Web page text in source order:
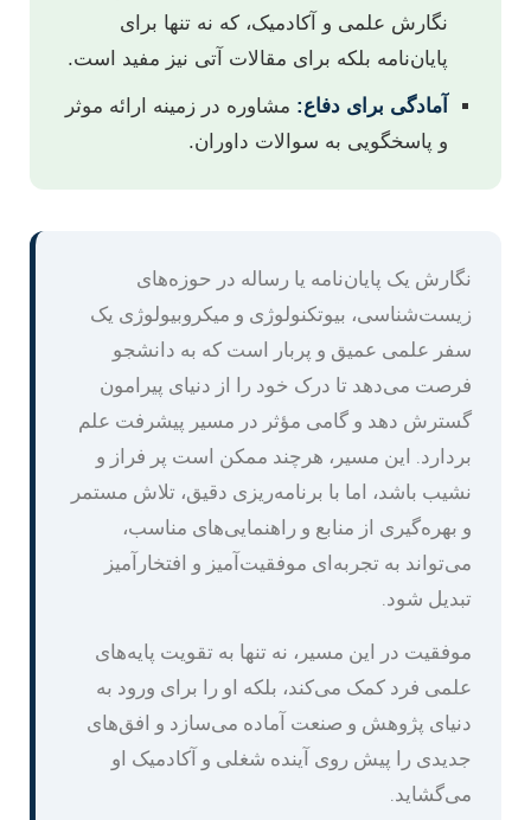
نگارش علمی و آکادمیک، که نه تنها برای
پایان‌نامه بلکه برای مقالات آتی نیز مفید است.
آمادگی برای دفاع:مشاوره در زمینه ارائه موثر
و پاسخگویی به سوالات داوران.
نگارش یک پایان‌نامه یا رساله در حوزه‌های
زیست‌شناسی، بیوتکنولوژی و میکروبیولوژی یک
سفر علمی عمیق و پربار است که به دانشجو
فرصت می‌دهد تا درک خود را از دنیای پیرامون
گسترش دهد و گامی مؤثر در مسیر پیشرفت علم
بردارد. این مسیر، هرچند ممکن است پر فراز و
نشیب باشد، اما با برنامه‌ریزی دقیق، تلاش مستمر
و بهره‌گیری از منابع و راهنمایی‌های مناسب،
می‌تواند به تجربه‌ای موفقیت‌آمیز و افتخارآمیز
تبدیل شود.
موفقیت در این مسیر، نه تنها به تقویت پایه‌های
علمی فرد کمک می‌کند، بلکه او را برای ورود به
دنیای پژوهش و صنعت آماده می‌سازد و افق‌های
جدیدی را پیش روی آینده شغلی و آکادمیک او
می‌گشاید.